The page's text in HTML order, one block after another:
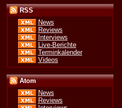
RSS
News
Reviews
Interviews
Live-Berichte
Terminkalender
Videos
Atom
News
Reviews